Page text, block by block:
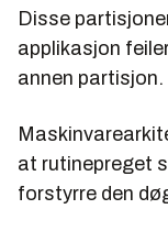
Disse
applikasjon
annen partisjon.
at rutinepreget
forstyrre den